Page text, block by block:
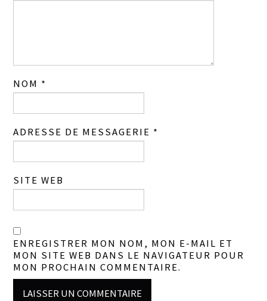
NOM *
ADRESSE DE MESSAGERIE *
SITE WEB
ENREGISTRER MON NOM, MON E-MAIL ET
MON SITE WEB DANS LE NAVIGATEUR POUR
MON PROCHAIN COMMENTAIRE.